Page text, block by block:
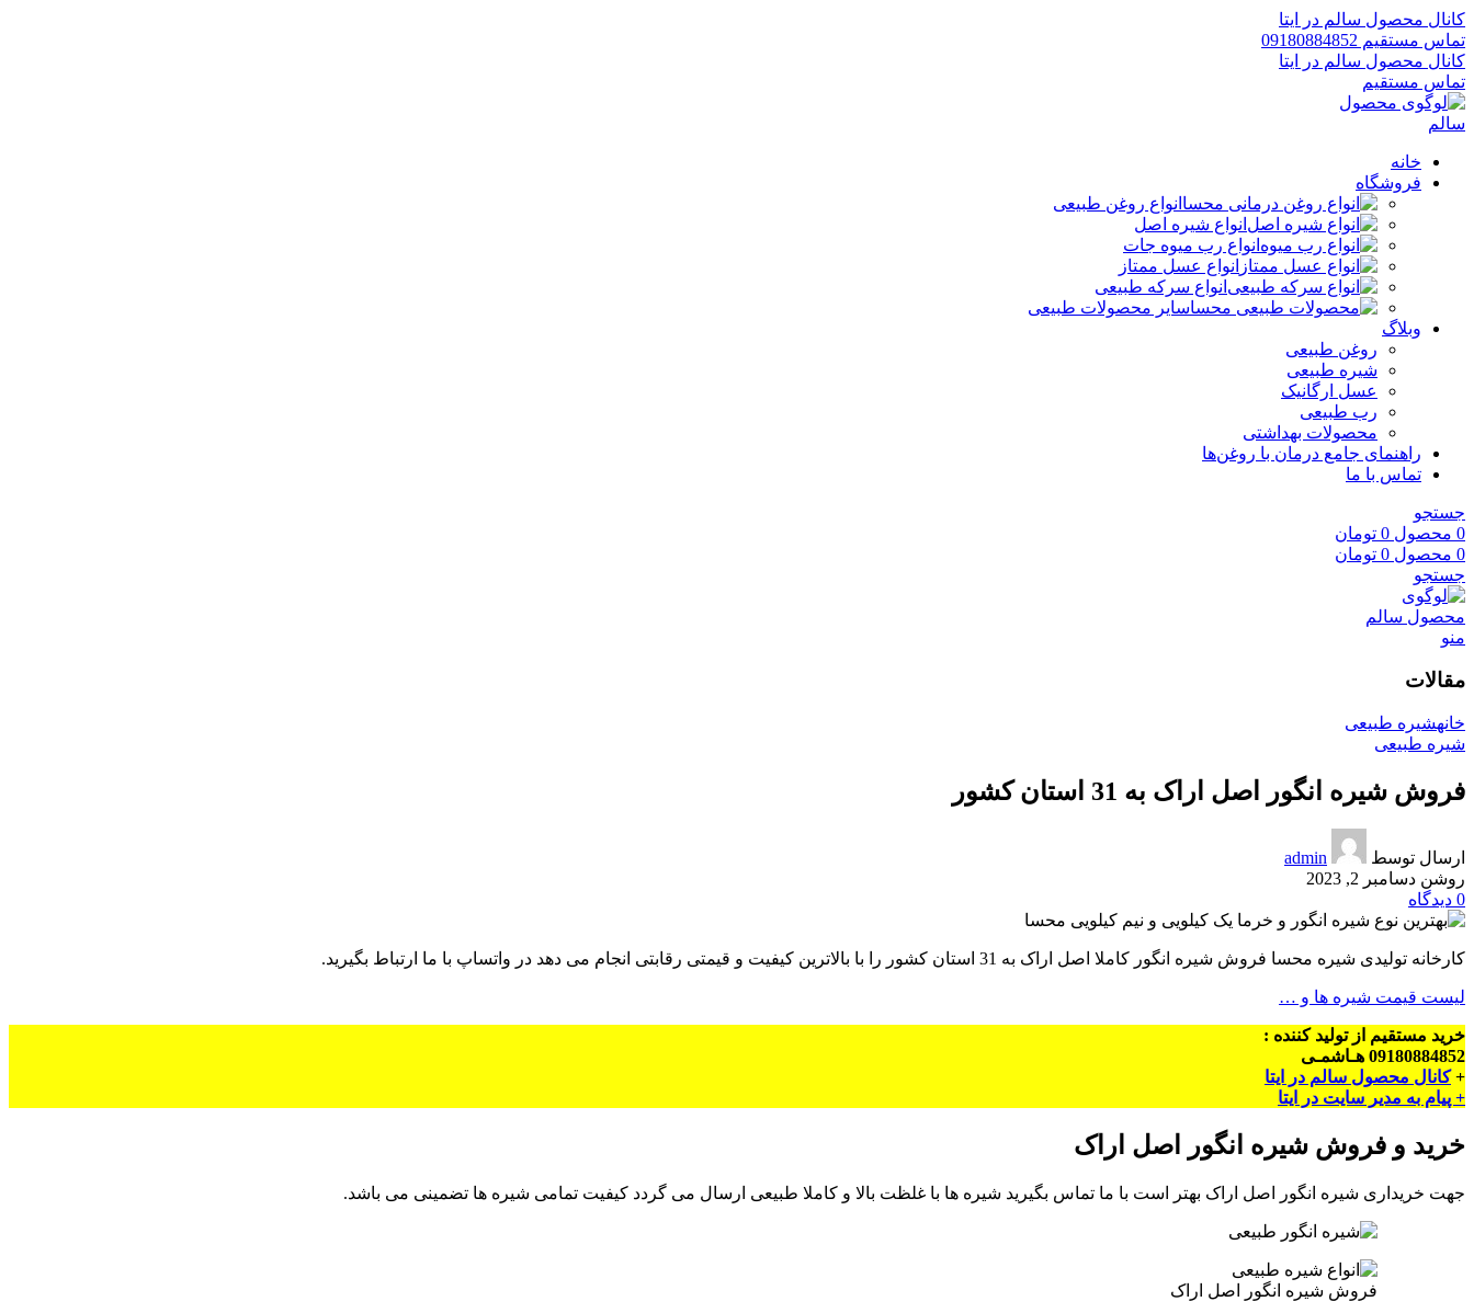
کانال محصول سالم در ایتا
تماس مستقیم 09180884852
کانال محصول سالم در ایتا
تماس مستقیم
خانه
فروشگاه
انواع روغن طبیعی
انواع شیره اصل
انواع رب میوه جات
انواع عسل ممتاز
انواع سرکه طبیعی
سایر محصولات طبیعی
وبلاگ
روغن طبیعی
شیره طبیعی
عسل ارگانیک
رب طبیعی
محصولات بهداشتی
راهنمای جامع درمان با روغن‌ها
تماس با ما
جستجو
0 محصول 0 تومان
0 محصول 0 تومان
جستجو
منو
مقالات
خانهشیره طبیعی
شیره طبیعی
فروش شیره انگور اصل اراک به 31 استان کشور
ارسال توسط
admin
روشن دسامبر 2, 2023
0 دیدگاه
کارخانه تولیدی شیره محسا فروش شیره انگور کاملا اصل اراک به 31 استان کشور را با بالاترین کیفیت و قیمتی رقابتی انجام می دهد در واتساپ با ما ارتباط بگیرید.
لیست قیمت شیره ها و …
خرید مستقیم از تولید کننده :
09180884852 هـاشمـی
+کانال محصول سالم در ایتا
+ پیام به مدیر سایت در ایتا
خرید و فروش شیره انگور اصل اراک
جهت خریداری شیره انگور اصل اراک بهتر است با ما تماس بگیرید شیره ها با غلظت بالا و کاملا طبیعی ارسال می گردد کیفیت تمامی شیره ها تضمینی می باشد.
فروش شیره انگور اصل اراک